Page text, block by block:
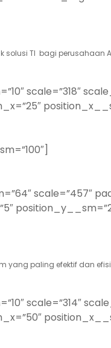
solusi TI bagi perusahaan
scale=”318″
scale=”457″
yang paling efektif dan
scale=”314″